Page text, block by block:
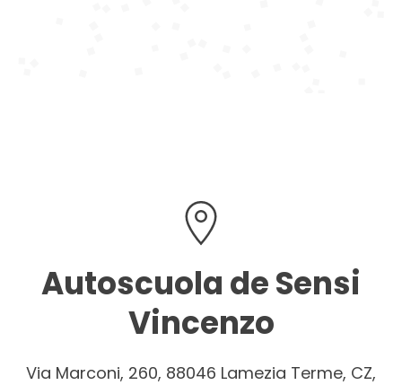
Autoscuola de Sensi
Vincenzo
Via Marconi, 260, 88046 Lamezia Terme, CZ,